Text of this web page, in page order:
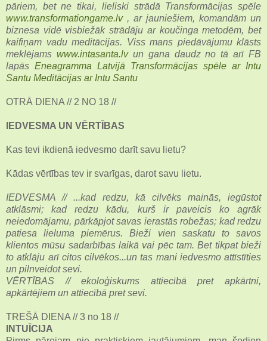
pāriem, bet ne tikai, lieliski strādā Transformācijas spēle
www.transformationgame.lv, ar jauniešiem, komandām un
biznesa vidē visbiežāk strādāju ar koučinga metodēm, bet
kaifiņam vadu meditācijas. Viss mans piedāvājumu klāsts
meklējams www.intasanta.lvun gana daudz no tā arī FB
lapās Eneagramma Latvijā
Transformācijas spēle ar Intu
Santu Meditācijas ar Intu Santu
OTRĀ DIENA // 2 NO 18 //
IEDVESMA UN VĒRTĪBAS
Kas tevi ikdienā iedvesmo darīt savu lietu?
Kādas vērtības tev ir svarīgas, darot savu lietu.
IEDVESMA // ...kad redzu, kā cilvēks mainās, iegūstot
atklāsmi; kad redzu kādu, kurš ir paveicis ko agrāk
neiedomājamu, pārkāpjot savas ierastās robežas; kad redzu
patiesa lieluma piemērus. Bieži vien saskatu to savos
klientos mūsu sadarbības laikā vai pēc tam. Bet tikpat bieži
to atklāju arī citos cilvēkos...un tas mani iedvesmo attīstīties
un pilnveidot sevi.
VĒRTĪBAS // ekoloģiskums attiecībā pret apkārtni,
apkārtējiem un attiecībā pret sevi.
TREŠĀ DIENA // 3 no 18 //
INTUĪCIJA